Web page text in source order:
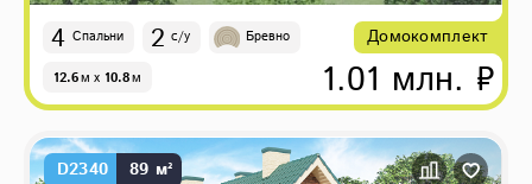
4 Спальни 2 с/у Бревно
12.6м x 10.8м
Домокомплект
1.01 млн. ₽
D2340 89 м²